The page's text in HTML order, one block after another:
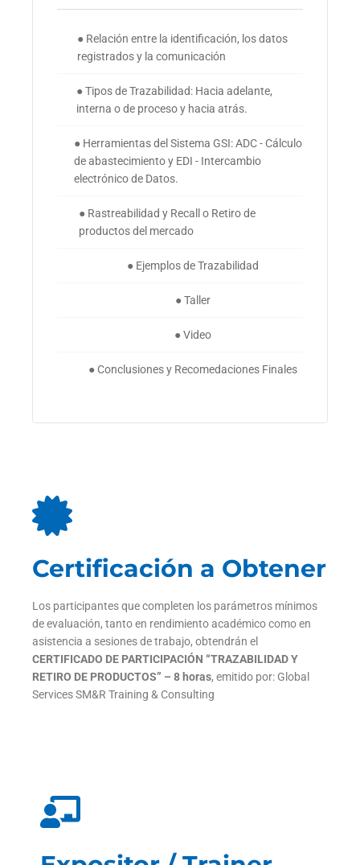
● Relación entre la identificación, los datos
registrados y la comunicación
● Tipos de Trazabilidad: Hacia adelante,
interna o de proceso y hacia atrás.
● Herramientas del Sistema GSI: ADC - Cálculo
de abastecimiento y EDI - Intercambio
electrónico de Datos.
● Rastreabilidad y Recall o Retiro de
productos del mercado
● Ejemplos de Trazabilidad
● Taller
● Video
● Conclusiones y Recomedaciones Finales
Certificación a Obtener
Los participantes que completen los parámetros mínimos
de evaluación, tanto en rendimiento académico como en
asistencia a sesiones de trabajo, obtendrán el
CERTIFICADO DE PARTICIPACIÓN “TRAZABILIDAD Y
RETIRO DE PRODUCTOS” – 8 horas, emitido por: Global
Services SM&R Training & Consulting